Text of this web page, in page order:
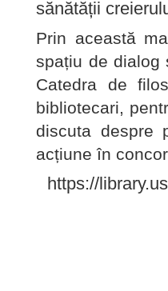
sănătății
Prin această
spațiu de dialog
Catedra de
bibliotecari,
discuta despre
acțiune în
https://